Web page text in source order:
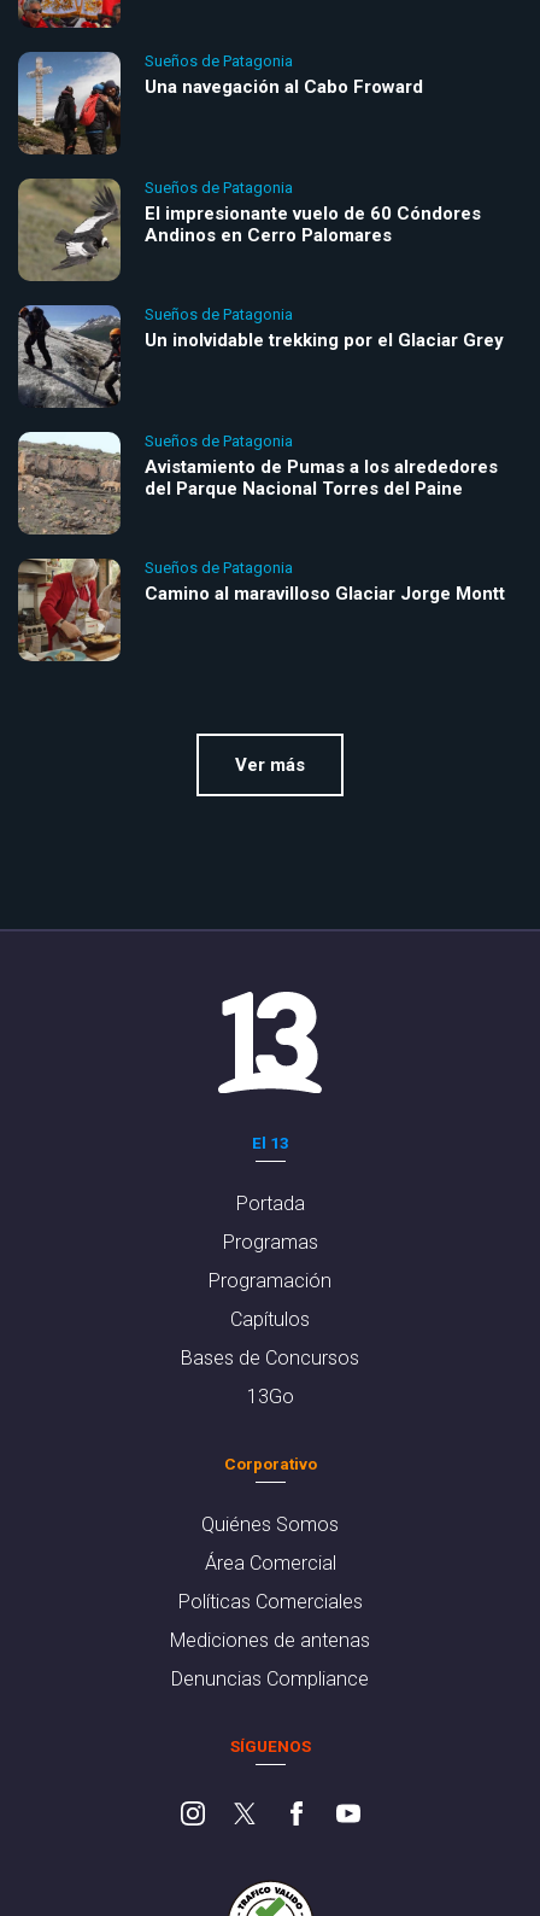
Sueños de Patagonia
Una navegación al Cabo Froward
Sueños de Patagonia
El impresionante vuelo de 60 Cóndores
Andinos en Cerro Palomares
Sueños de Patagonia
Un inolvidable trekking por el Glaciar Grey
Sueños de Patagonia
Avistamiento de Pumas a los alrededores
del Parque Nacional Torres del Paine
Sueños de Patagonia
Camino al maravilloso Glaciar Jorge Montt
Ver más
El 13
Portada
Programas
Programación
Capítulos
Bases de Concursos
13Go
Corporativo
Quiénes Somos
Área Comercial
Políticas Comerciales
Mediciones de antenas
Denuncias Compliance
SÍGUENOS